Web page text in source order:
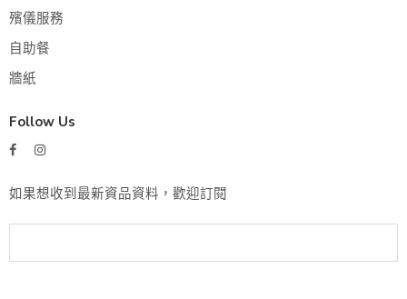
殯儀服務
自助餐
牆紙
Follow Us
如果想收到最新資品資料，歡迎訂閱